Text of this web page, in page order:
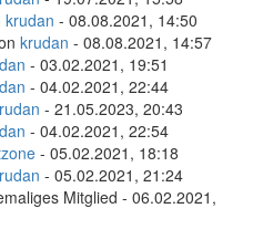
krudan - 08.08.2021, 14:50
krudan - 08.08.2021, 14:57
- 03.02.2021, 19:51
- 04.02.2021, 22:44
- 21.05.2023, 20:43
- 04.02.2021, 22:54
- 05.02.2021, 18:18
- 05.02.2021, 21:24
Mitglied - 06.02.2021,